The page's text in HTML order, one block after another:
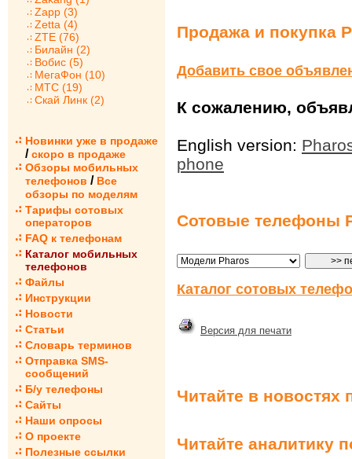
Zapp (3)
Zetta (4)
ZTE (76)
Билайн (2)
Вобис (5)
МегаФон (10)
МТС (19)
Скай Линк (2)
Новинки уже в продаже
/ скоро в продаже
Обзоры мобильных
телефонов / Все
обзоры по моделям
Тарифы сотовых
операторов
FAQ к телефонам
Каталог мобильных
телефонов
Файлы
Инструкции
Новости
Статьи
Словарь терминов
Отправка SMS-
сообщений
Б/у телефоны
Сайты
Наши опросы
О проекте
Полезные ссылки
Продажа и покупка
Добавить свое
К сожалению,
English version:
phone
Сотовые телефоны
Каталог сотовых
Версия для печати
Читайте в новостях
Читайте аналитику